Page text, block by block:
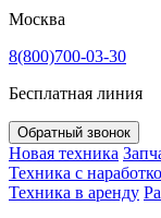
Москва
8(800)700-03-30
Бесплатная линия
Обратный звонок
Новая техника
Техника с
Техника в аренду